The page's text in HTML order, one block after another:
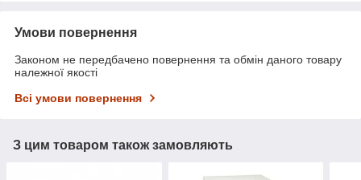
Умови повернення
Законом не передбачено повернення та обмін даного товару
належної якості
Всі умови повернення
З цим товаром також замовляють